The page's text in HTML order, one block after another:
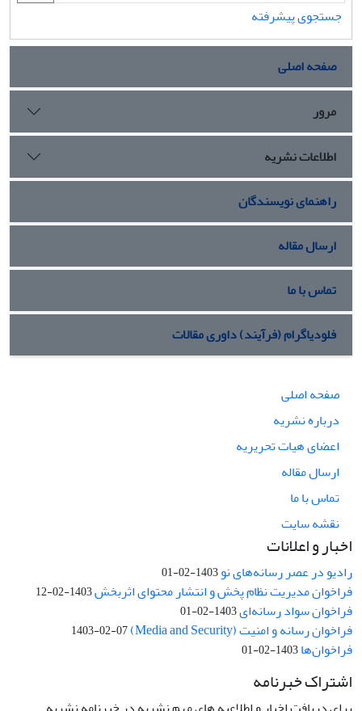
جستجوی پیشرفته
صفحه اصلی
مرور
اطلاعات نشریه
راهنمای نویسندگان
ارسال مقاله
تماس با ما
فلودیاگرام (فرآیند) داوری مقالات
صفحه اصلی
درباره نشریه
اعضای هیات تحریریه
ارسال مقاله
تماس با ما
نقشه سایت
اخبار و اعلانات
رادیو در عصر رسانه‌های نو1403-02-01
فراخوان مدیریت نظام پخش و انتشار محتوای اثربخش1403-02-12
فراخوان سواد رسانه‌ای1403-02-01
فراخوان رسانه و امنیت (Media and Security) 1403-02-07
فراخوان‌ها1403-02-01
اشتراک خبرنامه